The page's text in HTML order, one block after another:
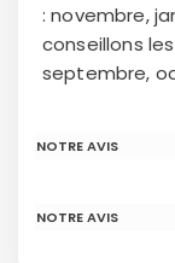
: novembre,
conseillons
septembre,
NOTRE AVIS
NOTRE AVIS